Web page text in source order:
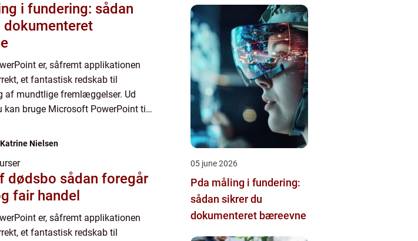
i fundering: sådan
dokumenteret
er, såfremt applikationen
et fantastisk redskab til
af mundtlige fremlæggelser. Ud
kan bruge Microsoft PowerPoint til
Katrine Nielsen
sådan foregår
fair handel
er, såfremt applikationen
et fantastisk redskab til
05 june 2026
Pda måling i fundering:
sådan sikrer du
dokumenteret bæreevne